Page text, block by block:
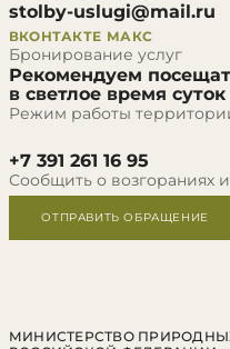
stolby-uslugi@mail.ru
ВКОНТАКТЕ МАКС
Бронирование услуг
Рекомендуем
в светлое время суток
Режим работы
+7 391 261 16 95
Сообщить о возгораниях
ОТПРАВИТЬ ОБРАЩЕНИЕ
МИНИСТЕРСТВО